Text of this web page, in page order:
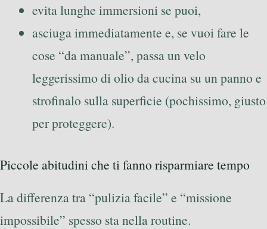
evita lunghe immersioni se puoi,
asciuga immediatamente e, se vuoi fare le
cose “da manuale”, passa un velo
leggerissimo di olio da cucina su un panno e
strofinalo sulla superficie (pochissimo, giusto
per proteggere).
Piccole abitudini che ti fanno risparmiare tempo
La differenza tra “pulizia facile” e “missione
impossibile” spesso sta nella routine.